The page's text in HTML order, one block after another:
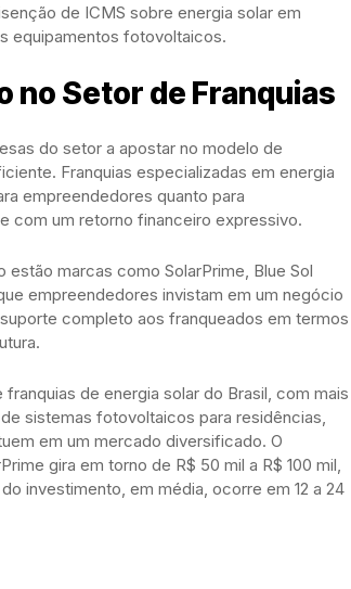
de ICMS sobre energia solar em
equipamentos fotovoltaicos.
no Setor de Franquias
do setor a apostar no modelo de
Franquias especializadas em energia
empreendedores quanto para
com um retorno financeiro expressivo.
marcas como SolarPrime, Blue Sol
empreendedores invistam em um negócio
completo aos franqueados em termos
de energia solar do Brasil, com mais
sistemas fotovoltaicos para residências,
em um mercado diversificado. O
gira em torno de R$ 50 mil a R$ 100 mil,
investimento, em média, ocorre em 12 a 24